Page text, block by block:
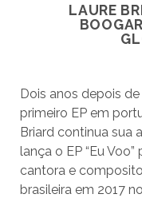
LAURE
Dois anos depois
primeiro EP em
Briard continua sua
lança o EP “Eu
cantora e
brasileira em 2017